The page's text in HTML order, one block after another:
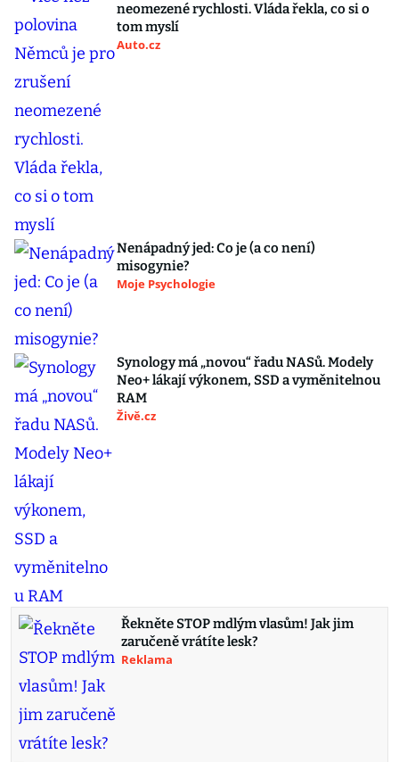
neomezené rychlosti. Vláda řekla, co si o
tom myslí
Auto.cz
Nenápadný jed: Co je (a co není)
misogynie?
Moje Psychologie
Synology má „novou“ řadu NASů. Modely
Neo+ lákají výkonem, SSD a vyměnitelnou
RAM
Živě.cz
Řekněte STOP mdlým vlasům! Jak jim
zaručeně vrátíte lesk?
Reklama